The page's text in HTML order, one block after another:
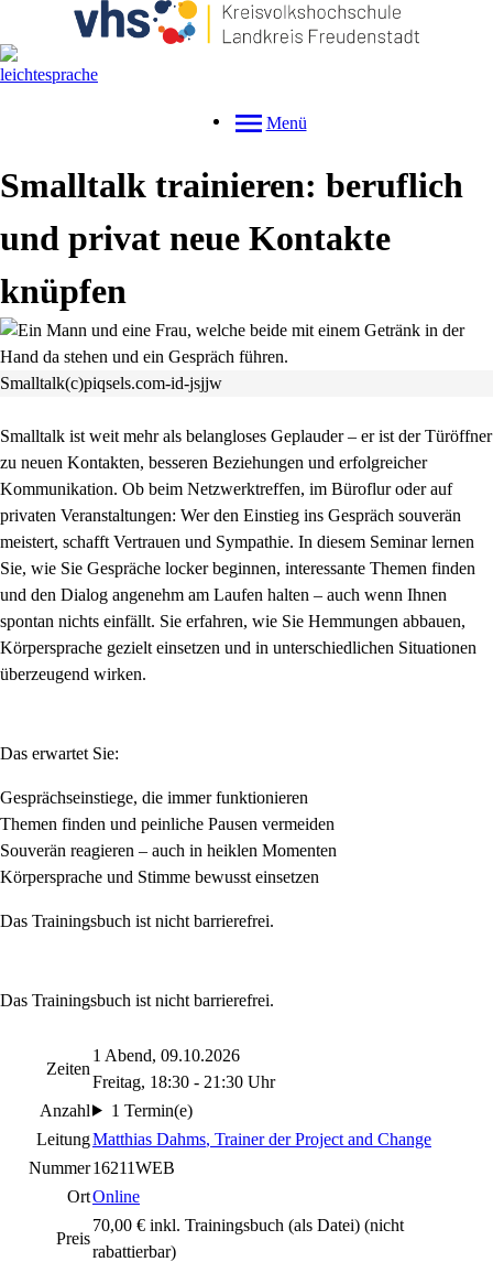
Menü
Smalltalk trainieren: beruflich
und privat neue Kontakte
knüpfen
Smalltalk(c)piqsels.com-id-jsjjw
Smalltalk ist weit mehr als belangloses Geplauder – er ist der Türöffner
zu neuen Kontakten, besseren Beziehungen und erfolgreicher
Kommunikation. Ob beim Netzwerktreffen, im Büroflur oder auf
privaten Veranstaltungen: Wer den Einstieg ins Gespräch souverän
meistert, schafft Vertrauen und Sympathie. In diesem Seminar lernen
Sie, wie Sie Gespräche locker beginnen, interessante Themen finden
und den Dialog angenehm am Laufen halten – auch wenn Ihnen
spontan nichts einfällt. Sie erfahren, wie Sie Hemmungen abbauen,
Körpersprache gezielt einsetzen und in unterschiedlichen Situationen
überzeugend wirken.
Das erwartet Sie:
Gesprächseinstiege, die immer funktionieren
Themen finden und peinliche Pausen vermeiden
Souverän reagieren – auch in heiklen Momenten
Körpersprache und Stimme bewusst einsetzen
Das Trainingsbuch ist nicht barrierefrei.
Das Trainingsbuch ist nicht barrierefrei.
Zeiten
1 Abend, 09.10.2026
Freitag, 18:30 - 21:30 Uhr
Anzahl
1 Termin(e)
LeitungMatthias Dahms, Trainer der Project and Change
Nummer16211WEB
OrtOnline
Preis
70,00 € inkl. Trainingsbuch (als Datei) (nicht
rabattierbar)